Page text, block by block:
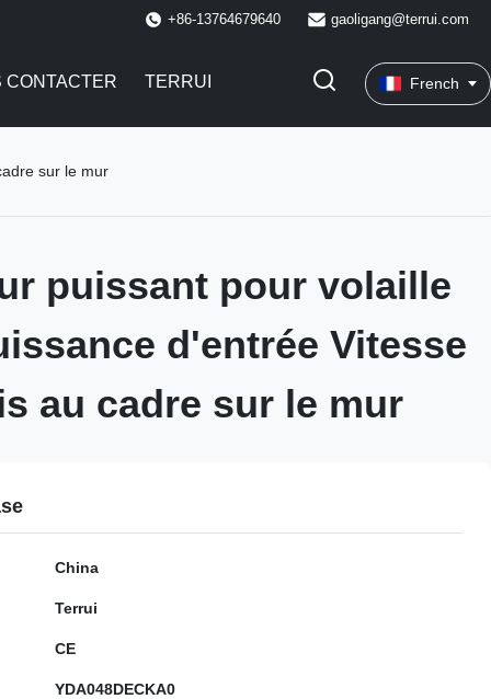
+86-13764679640 gaoligang@terrui.com
CONTACTER TERRUI French
sur le mur
puissant pour volaille
d'entrée Vitesse
au cadre sur le mur
China
Terrui
CE
YDA048DECKA0